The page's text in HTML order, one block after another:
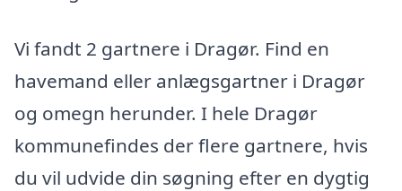
Vi fandt 2 gartnere i Dragør. Find en
havemand eller anlægsgartner i Dragør
og omegn herunder. I hele Dragør
kommunefindes der flere gartnere, hvis
du vil udvide din søgning efter en dygtig